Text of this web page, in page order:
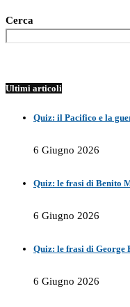
Cerca
Ultimi articoli
Quiz: il Pacifico e la
6 Giugno 2026
Quiz: le frasi di Benito
6 Giugno 2026
Quiz: le frasi di George
6 Giugno 2026